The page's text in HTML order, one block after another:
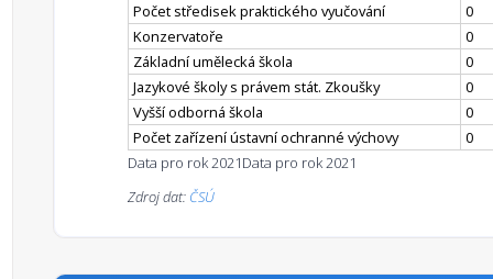
Počet středisek praktického vyučování
0
Konzervatoře
0
Základní umělecká škola
0
Jazykové školy s právem stát. Zkoušky
0
Vyšší odborná škola
0
Počet zařízení ústavní ochranné výchovy
0
Data pro rok 2021Data pro rok 2021
Zdroj dat: ČSÚ